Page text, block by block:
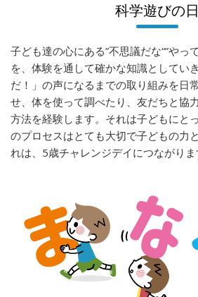
科学遊びの日
子ども達の心にある”不思議だな“”やっ
を、体験を通して確かな知識としてい
だ！」の声になるまでの取り組みを日
せ、体を使って調べたり、友だちと協
方法を経験します。それは子どもにと
のプロセスはとても大切で子どもの力
れは、5歳チャレンジデイにつながりま